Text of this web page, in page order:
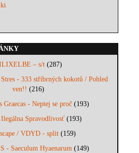
– s/t(287)
- 333 stříbrných kokotů / Pohled
ven!! (216)
Graecas - Neptej se proč (193)
Spravodlivosť (193)
/ VDYD - split(159)
- Saeculum Hyaenarum (149)